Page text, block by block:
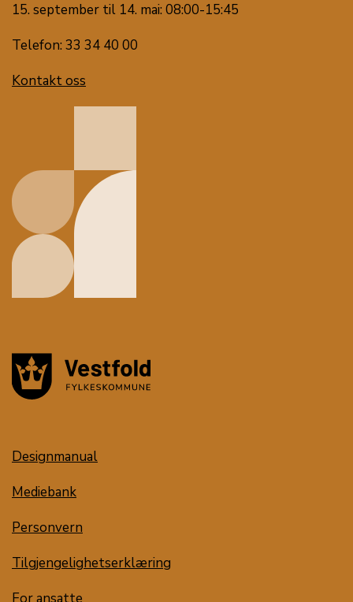
15. september til 14. mai: 08:00-15:45
Telefon: 33 34 40 00
Kontakt oss
Designmanual
Mediebank
Personvern
Tilgjengelighetserklæring